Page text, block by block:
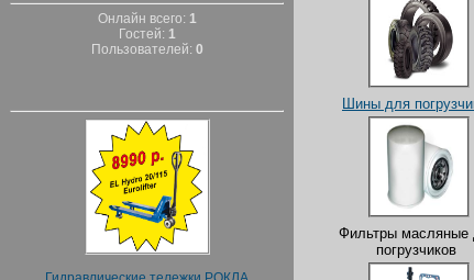
Онлайн всего: 1
Гостей: 1
Пользователей: 0
Шины для
Фильтры масляные
погрузчиков